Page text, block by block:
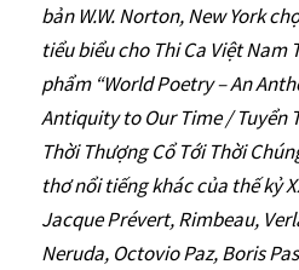
bản W.W. Norton, New York
tiểu biểu cho Thi Ca Việt Nam
phẩm “World Poetry – An
Antiquity to Our Time / Tuyển
Thời Thượng Cổ Tới Thời
thơ nổi tiếng khác của thế kỷ
Jacque Prévert, Rimbeau,
Neruda, Octovio Paz, Boris